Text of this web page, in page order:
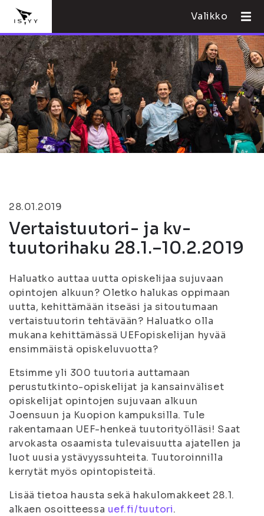
Valikko
28.01.2019
Vertaistuutori- ja kv-
tuutorihaku 28.1.–10.2.2019
Haluatko auttaa uutta opiskelijaa sujuvaan
opintojen alkuun? Oletko halukas oppimaan
uutta, kehittämään itseäsi ja sitoutumaan
vertaistuutorin tehtävään? Haluatko olla
mukana kehittämässä UEFopiskelijan hyvää
ensimmäistä opiskeluvuotta?
Etsimme yli 300 tuutoria auttamaan
perustutkinto-opiskelijat ja kansainväliset
opiskelijat opintojen sujuvaan alkuun
Joensuun ja Kuopion kampuksilla. Tule
rakentamaan UEF-henkeä tuutorityölläsi! Saat
arvokasta osaamista tulevaisuutta ajatellen ja
luot uusia ystävyyssuhteita. Tuutoroinnilla
kerrytät myös opintopisteitä.
Lisää tietoa hausta sekä hakulomakkeet 28.1.
alkaen osoitteessa uef.fi/tuutori.